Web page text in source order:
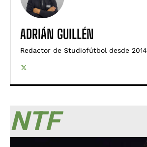
ADRIÁN GUILLÉN
Redactor de Studiofútbol desde 2014
NTF